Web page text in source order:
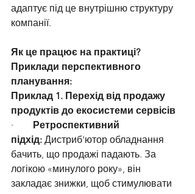
адаптує під це внутрішню структуру
компанії.
Як це працює на практиці?
Приклади перспективного
планування:
Приклад 1. Перехід від продажу
продуктів до екосистеми сервісів
· Ретроспективний
підхід: Дистриб'ютор обладнання
бачить, що продажі падають. За
логікою «минулого року», він
закладає знижки, щоб стимулювати